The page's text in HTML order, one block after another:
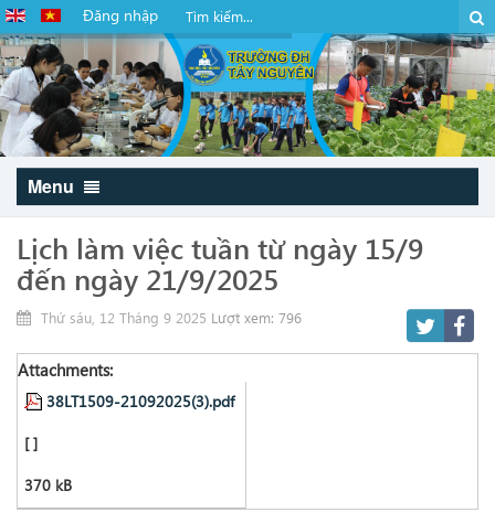
Đăng nhập
Menu
Lịch làm việc tuần từ ngày 15/9
đến ngày 21/9/2025
Thứ sáu, 12 Tháng 9 2025 Lượt xem: 796
Attachments:
38LT1509-21092025(3).pdf
[ ]
370 kB